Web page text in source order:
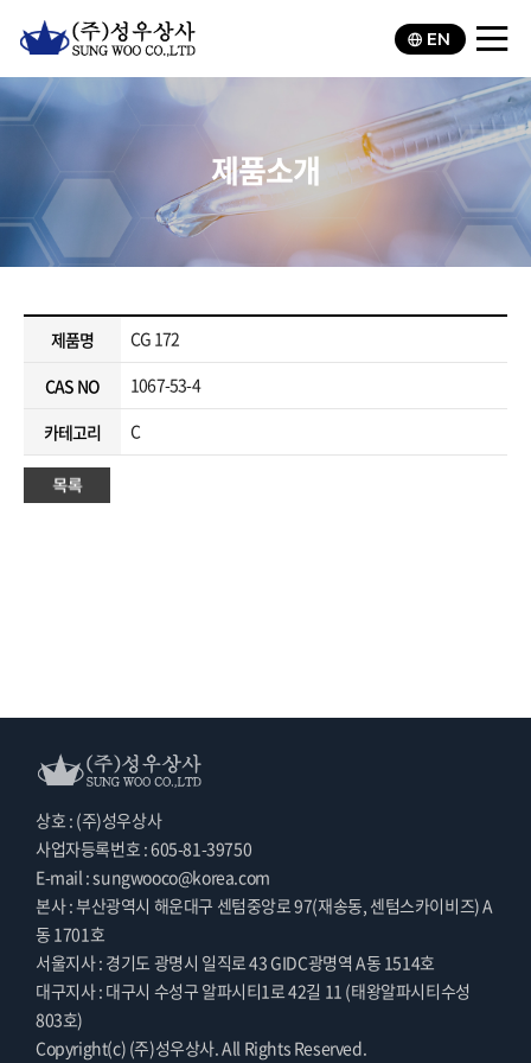
EN
제품소개
제품명
CG 172
CAS NO
1067-53-4
카테고리
C
상호 : (주)성우상사
사업자등록번호 : 605-81-39750
E-mail : sungwooco@korea.com
본사 : 부산광역시 해운대구 센텀중앙로 97(재송동, 센텀스카이비즈) A
동 1701호
서울지사 : 경기도 광명시 일직로 43 GIDC광명역 A동 1514호
대구지사 : 대구시 수성구 알파시티1로 42길 11 (태왕알파시티수성
803호)
Copyright(c) (주)성우상사. All Rights Reserved.